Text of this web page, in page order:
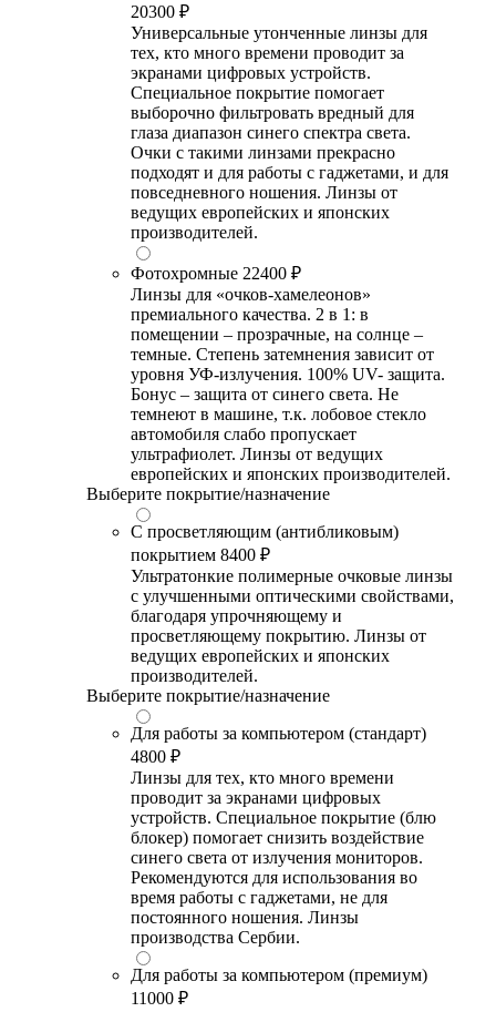
20300 ₽
Универсальные утонченные линзы для
тех, кто много времени проводит за
экранами цифровых устройств.
Специальное покрытие помогает
выборочно фильтровать вредный для
глаза диапазон синего спектра света.
Очки с такими линзами прекрасно
подходят и для работы с гаджетами, и для
повседневного ношения. Линзы от
ведущих европейских и японских
производителей.
Фотохромные 22400 ₽
Линзы для «очков-хамелеонов»
премиального качества. 2 в 1: в
помещении – прозрачные, на солнце –
темные. Степень затемнения зависит от
уровня УФ-излучения. 100% UV- защита.
Бонус – защита от синего света. Не
темнеют в машине, т.к. лобовое стекло
автомобиля слабо пропускает
ультрафиолет. Линзы от ведущих
европейских и японских производителей.
Выберите покрытие/назначение
С просветляющим (антибликовым)
покрытием 8400 ₽
Ультратонкие полимерные очковые линзы
с улучшенными оптическими свойствами,
благодаря упрочняющему и
просветляющему покрытию. Линзы от
ведущих европейских и японских
производителей.
Выберите покрытие/назначение
Для работы за компьютером (стандарт)
4800 ₽
Линзы для тех, кто много времени
проводит за экранами цифровых
устройств. Специальное покрытие (блю
блокер) помогает снизить воздействие
синего света от излучения мониторов.
Рекомендуются для использования во
время работы с гаджетами, не для
постоянного ношения. Линзы
производства Сербии.
Для работы за компьютером (премиум)
11000 ₽